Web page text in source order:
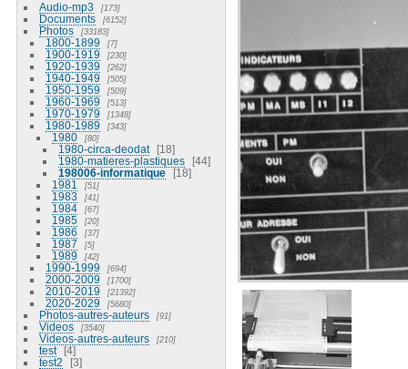
Audio-mp3 173
Documents 6152
Photos 33183
1800-1899 7
1900-1919 230
1920-1939 262
1940-1949 505
1950-1959 509
1960-1969 513
1970-1979 1348
1980-1989 343
1980 80
1980-circa-deodat
18
1980-matieres-plastiques
44
198006-informatique
18
1981
51
1983 41
1984 67
1985 20
1986 37
1987 5
1989 42
1990-1999 694
2000-2009 1700
2010-2019 21392
2020-2029 5680
Photos-autres-auteurs 91
Videos 3540
Videos-autres-auteurs 210
test
4
test2
3